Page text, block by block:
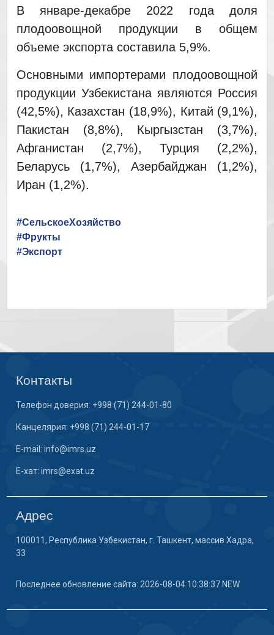
В январе-декабре 2022 года доля
плодоовощной продукции в общем
объеме экспорта составила 5,9%.
Основными импортерами плодоовощной
продукции Узбекистана являются Россия
(42,5%), Казахстан (18,9%), Китай (9,1%),
Пакистан (8,8%), Кыргызстан (3,7%),
Афганистан (2,7%), Турция (2,2%),
Беларусь (1,7%), Азербайджан (1,2%),
Иран (1,2%).
#СельскоеХозяйство
#Фрукты
#Экспорт
Контакты
Телефон доверия: +998 (71) 244-01-80
Канцелярия: +998 (71) 244-01-17
E-mail: info@imrs.uz
E-хат: imrs@exat.uz
Адрес
100011, Республика Узбекистан, г. Ташкент, массив Хадра,
33
Последнее обновление сайта: 2026-08-04 10:38:37 NEW